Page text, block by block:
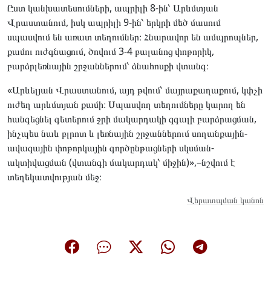
Ըստ կանխատեսումների, ապրիլի 8-ին՝ Արևմտյան
Վրաստանում, իսկ ապրիլի 9-ին՝ երկրի մեծ մասում
սպասվում են առատ տեղումներ։ Հնարավոր են ամպրոպներ,
քամու ուժգնացում, ծովում 3-4 բալանոց փոթորիկ,
բարձրլեռնային շրջաններում՝ ձնահոսքի վտանգ։
«Արևելյան Վրաստանում, այդ թվում՝ մայրաքաղաքում, կփչի
ուժեղ արևմտյան քամի։ Սպասվող տեղումները կարող են
հանգեցնել գետերում ջրի մակարդակի զգալի բարձրացման,
ինչպես նաև բլրոտ և լեռնային շրջաններում սողանքային-
ավազային փոթորկային գործընթացների սկսման-
ակտիվացման (վտանգի մակարդակ՝ միջին)»,–նշվում է
տեղեկատվության մեջ։
Վերատպման կանոն